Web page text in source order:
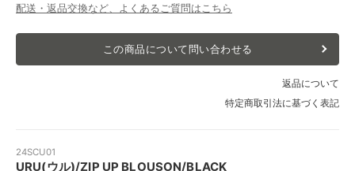
配送・返品交換など、よくあるご質問はこちら
この商品について問い合わせる
返品について
特定商取引法に基づく表記
24SCU01
URU(ウル)/ZIP UP BLOUSON/BLACK